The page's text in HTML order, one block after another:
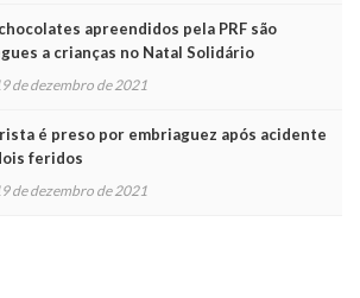
apreendidos pela PRF são
a crianças no Natal Solidário
de dezembro de 2021
é preso por embriaguez após acidente
feridos
de dezembro de 2021